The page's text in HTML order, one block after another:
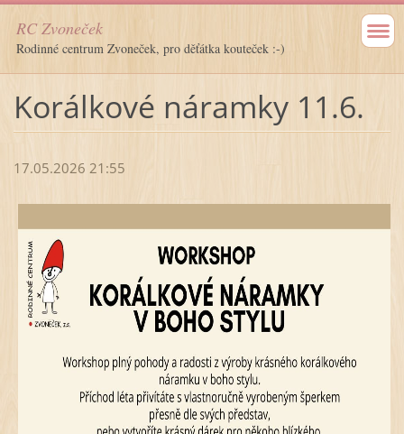
RC Zvoneček
Rodinné centrum Zvoneček, pro děťátka kouteček :-)
Korálkové náramky 11.6.
17.05.2026 21:55